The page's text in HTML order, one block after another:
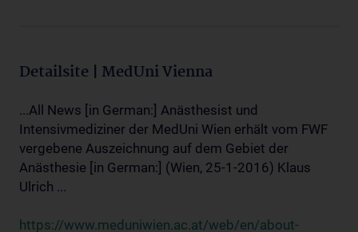
Detailsite | MedUni Vienna
...All News [in German:] Anästhesist und
Intensivmediziner der MedUni Wien erhält vom FWF
vergebene Auszeichnung auf dem Gebiet der
Anästhesie [in German:] (Wien, 25-1-2016) Klaus
Ulrich ...
https://www.meduniwien.ac.at/web/en/about-